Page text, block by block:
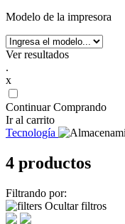
Modelo de la impresora
Ver resultados
.
x
Continuar Comprando
Ir al carrito
Tecnología
4 productos
Filtrando por:
Ocultar filtros